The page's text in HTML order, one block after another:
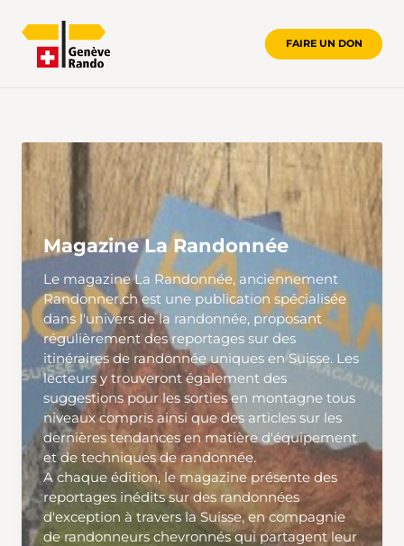
FAIRE UN DON
Magazine La Randonnée
Le magazine La Randonnée, anciennement
Randonner.ch est une publication spécialisée
dans l'univers de la randonnée, proposant
régulièrement des reportages sur des
itinéraires de randonnée uniques en Suisse. Les
lecteurs y trouveront également des
suggestions pour les sorties en montagne tous
niveaux compris ainsi que des articles sur les
dernières tendances en matière d'équipement
et de techniques de randonnée.
A chaque édition, le magazine présente des
reportages inédits sur des randonnées
d'exception à travers la Suisse, en compagnie
de randonneurs chevronnés qui partagent leur